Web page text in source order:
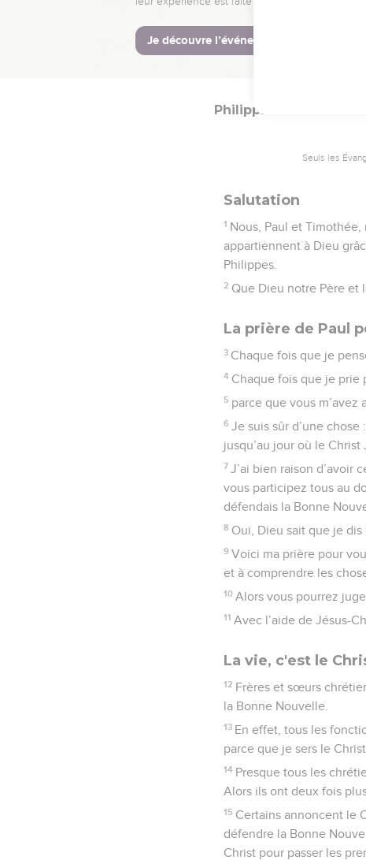
La Bible Du
Philippiens
Seuls les
Salutation
1 Nous, Paul et
appartiennent à Dieu
Philippes.
2 Que Dieu notre Père et
La prière de Paul
3 Chaque fois que je
4 Chaque fois que je prie
5 parce que vous m’avez
6 Je suis sûr d’une
jusqu’au jour où le Christ
7 J’ai bien raison d’avoir
vous participez tous au
défendais la Bonne
8 Oui, Dieu sait que je dis
9 Voici ma prière pour
et à comprendre les
10 Alors vous pourrez
11 Avec l’aide de Jésus-
La vie, c'est le
12 Frères et sœurs
la Bonne Nouvelle.
13 En effet, tous les
parce que je sers le Christ.
14 Presque tous les
Alors ils ont deux fois
15 Certains annoncent le
défendre la Bonne
Christ pour passer les